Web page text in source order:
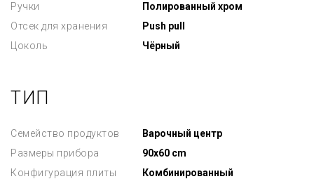
Ручки
Полированный хром
Отсек для хранения
Push pull
Цоколь
Чёрный
ТИП
Семейство продуктов
Варочный центр
Размеры прибора
90x60 cm
Конфигурация плиты
Комбинированный